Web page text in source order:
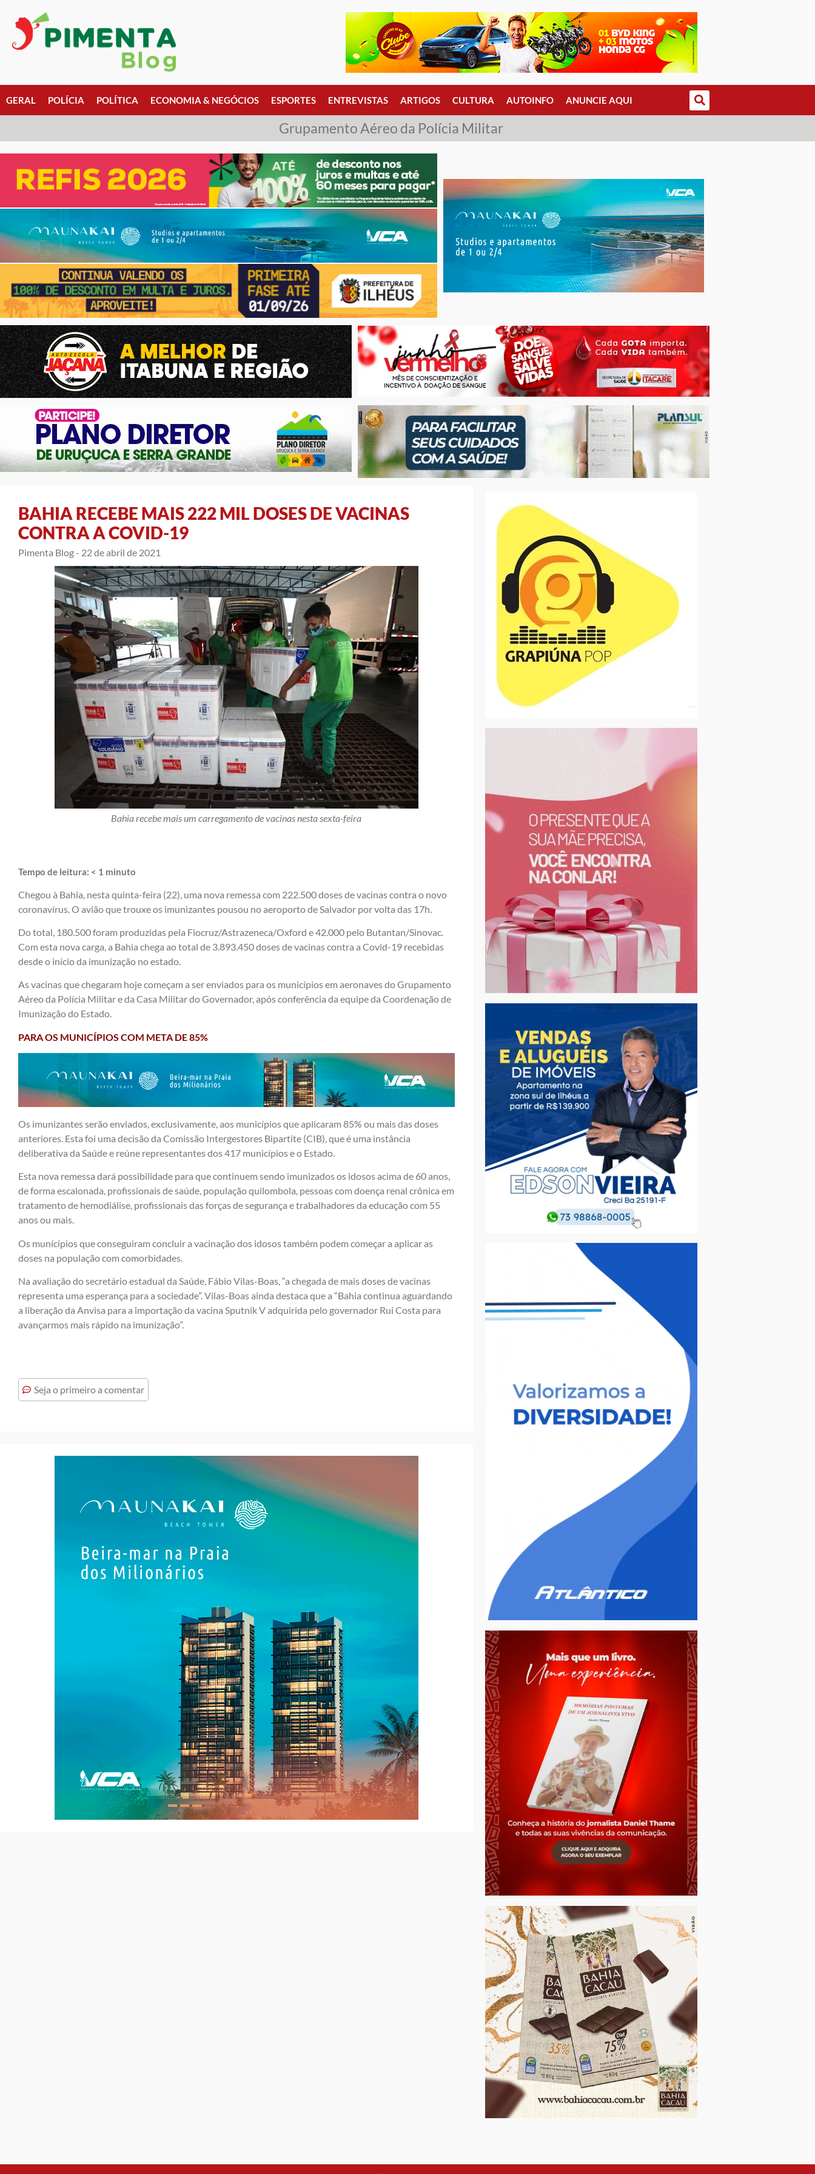
GERAL POLÍCIA POLÍTICA ECONOMIA & NEGÓCIOS ESPORTES ENTREVISTAS ARTIGOS CULTURA AUTOINFO ANUNCIE AQUI
Grupamento Aéreo da Polícia Militar
BAHIA RECEBE MAIS 222 MIL DOSES DE VACINAS
CONTRA A COVID-19
Pimenta Blog - 22 de abril de 2021
Bahia recebe mais um carregamento de vacinas nesta sexta-feira
Tempo de leitura: < 1 minuto
Chegou à Bahia, nesta quinta-feira (22), uma nova remessa com 222.500 doses de vacinas contra o novo
coronavírus. O avião que trouxe os imunizantes pousou no aeroporto de Salvador por volta das 17h.
Do total, 180.500 foram produzidas pela Fiocruz/Astrazeneca/Oxford e 42.000 pelo Butantan/Sinovac.
Com esta nova carga, a Bahia chega ao total de 3.893.450 doses de vacinas contra a Covid-19 recebidas
desde o início da imunização no estado.
As vacinas que chegaram hoje começam a ser enviados para os municípios em aeronaves do Grupamento
Aéreo da Polícia Militar e da Casa Militar do Governador, após conferência da equipe da Coordenação de
Imunização do Estado.
PARA OS MUNICÍPIOS COM META DE 85%
Os imunizantes serão enviados, exclusivamente, aos municípios que aplicaram 85% ou mais das doses
anteriores. Esta foi uma decisão da Comissão Intergestores Bipartite (CIB), que é uma instância
deliberativa da Saúde e reúne representantes dos 417 municípios e o Estado.
Esta nova remessa dará possibilidade para que continuem sendo imunizados os idosos acima de 60 anos,
de forma escalonada, profissionais de saúde, população quilombola, pessoas com doença renal crônica em
tratamento de hemodiálise, profissionais das forças de segurança e trabalhadores da educação com 55
anos ou mais.
Os munícipios que conseguiram concluir a vacinação dos idosos também podem começar a aplicar as
doses na população com comorbidades.
Na avaliação do secretário estadual da Saúde, Fábio Vilas-Boas, “a chegada de mais doses de vacinas
representa uma esperança para a sociedade”. Vilas-Boas ainda destaca que a “Bahia continua aguardando
a liberação da Anvisa para a importação da vacina Sputnik V adquirida pelo governador Rui Costa para
avançarmos mais rápido na imunização”.
Seja o primeiro a comentar